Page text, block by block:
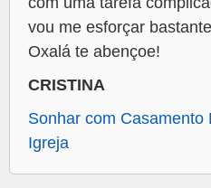
vou me esforçar
Oxalá te abençoe!
CRISTINA
Sonhar com Casamento
Igreja